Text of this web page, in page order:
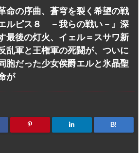
命の序曲、蒼穹を裂く希望の戦
ルピス８ －我らの戦い－』深
最後の灯火、イェル＝スサワ新
乱軍と王権軍の死闘が、ついに
胞だった少女侯爵エルと氷晶聖
が
B!